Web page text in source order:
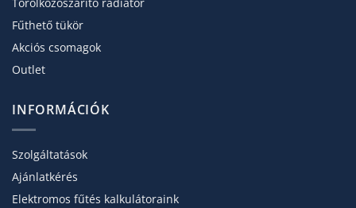
Törölköző­szárító radiátor
Fűthető tükör
Akciós csomagok
Outlet
INFORMÁCIÓK
Szolgáltatások
Ajánlatkérés
Elektromos fűtés kalkulátoraink